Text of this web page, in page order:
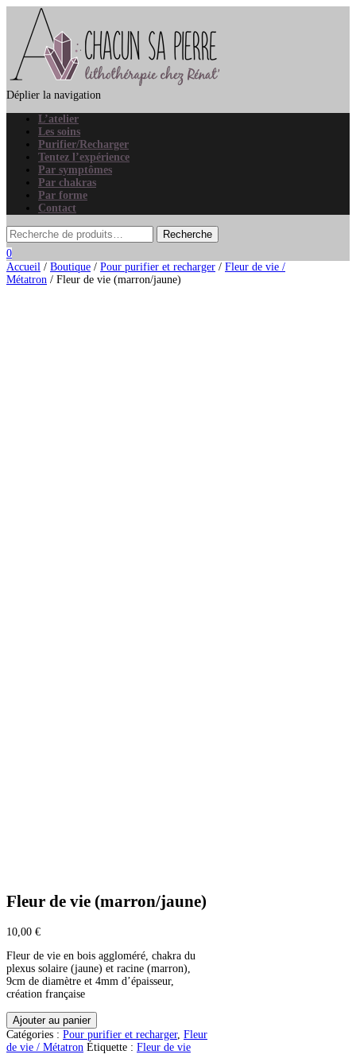
Déplier la navigation
L’atelier
Les soins
Purifier/Recharger
Tentez l’expérience
Par symptômes
Par chakras
Par forme
Contact
0
Accueil / Boutique / Pour purifier et recharger / Fleur de vie /
Métatron / Fleur de vie (marron/jaune)
Fleur de vie (marron/jaune)
10,00 €
Fleur de vie en bois aggloméré, chakra du
plexus solaire (jaune) et racine (marron),
9cm de diamètre et 4mm d’épaisseur,
création française
quantité
de
Fleur
de
Ajouter au panier
Catégories : Pour purifier et recharger, Fleur
de vie / Métatron Étiquette : Fleur de vie